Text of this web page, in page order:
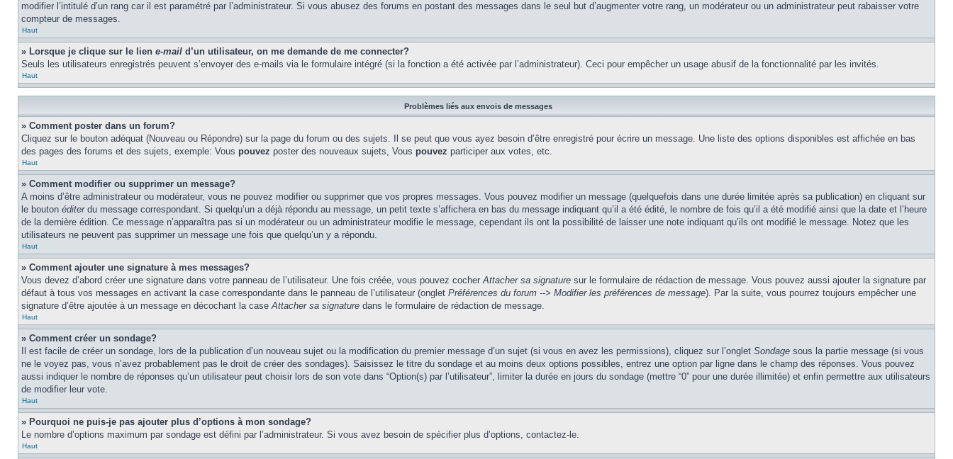
modifier l’intitulé d’un rang car il est paramétré par l’administrateur. Si vous abusez des forums en postant des messages dans le seul but d’augmenter votre rang, un modérateur ou un administrateur peut rabaisser votre
compteur de messages.
Haut
» Lorsque je clique sur le lien e-mail d’un utilisateur, on me demande de me connecter?
Seuls les utilisateurs enregistrés peuvent s’envoyer des e-mails via le formulaire intégré (si la fonction a été activée par l’administrateur). Ceci pour empêcher un usage abusif de la fonctionnalité par les invités.
Haut
Problèmes liés aux envois de messages
» Comment poster dans un forum?
Cliquez sur le bouton adéquat (Nouveau ou Répondre) sur la page du forum ou des sujets. Il se peut que vous ayez besoin d’être enregistré pour écrire un message. Une liste des options disponibles est affichée en bas
des pages des forums et des sujets, exemple: Vous pouvez poster des nouveaux sujets, Vous pouvez participer aux votes, etc.
Haut
» Comment modifier ou supprimer un message?
A moins d’être administrateur ou modérateur, vous ne pouvez modifier ou supprimer que vos propres messages. Vous pouvez modifier un message (quelquefois dans une durée limitée après sa publication) en cliquant sur
le bouton éditerdu message correspondant. Si quelqu’un a déjà répondu au message, un petit texte s’affichera en bas du message indiquant qu’il a été édité, le nombre de fois qu’il a été modifié ainsi que la date et l’heure
de la dernière édition. Ce message n’apparaîtra pas si un modérateur ou un administrateur modifie le message, cependant ils ont la possibilité de laisser une note indiquant qu’ils ont modifié le message. Notez que les
utilisateurs ne peuvent pas supprimer un message une fois que quelqu’un y a répondu.
Haut
» Comment ajouter une signature à mes messages?
Vous devez d’abord créer une signature dans votre panneau de l’utilisateur. Une fois créée, vous pouvez cocherAttacher sa signature sur le formulaire de rédaction de message. Vous pouvez aussi ajouter la signature par
défaut à tous vos messages en activant la case correspondante dans le panneau de l’utilisateur (onglet Préférences du forum --> Modifier les préférences de message). Par la suite, vous pourrez toujours empêcher une
signature d’être ajoutée à un message en décochant la caseAttacher sa signature dans le formulaire de rédaction de message.
Haut
» Comment créer un sondage?
Il est facile de créer un sondage, lors de la publication d’un nouveau sujet ou la modification du premier message d’un sujet (si vous en avez les permissions), cliquez sur l’onglet Sondage sous la partie message (si vous
ne le voyez pas, vous n’avez probablement pas le droit de créer des sondages). Saisissez le titre du sondage et au moins deux options possibles, entrez une option par ligne dans le champ des réponses. Vous pouvez
aussi indiquer le nombre de réponses qu’un utilisateur peut choisir lors de son vote dans “Option(s) par l’utilisateur”, limiter la durée en jours du sondage (mettre “0” pour une durée illimitée) et enfin permettre aux utilisateurs
de modifier leur vote.
Haut
» Pourquoi ne puis-je pas ajouter plus d’options à mon sondage?
Le nombre d’options maximum par sondage est défini par l’administrateur. Si vous avez besoin de spécifier plus d’options, contactez-le.
Haut